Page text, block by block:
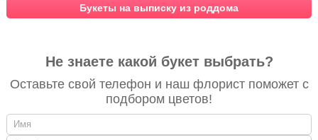
Букеты на выписку из роддома
Не знаете какой букет выбрать?
Оставьте свой телефон и наш флорист поможет с
подбором цветов!